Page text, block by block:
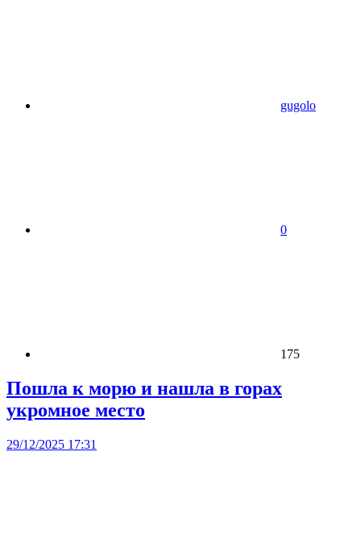
gugolo
0
175
Пошла к морю и нашла в горах
укромное место
29/12/2025 17:31